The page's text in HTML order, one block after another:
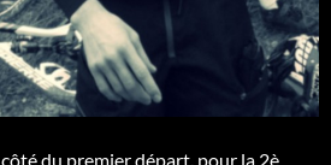
du premier départ, pour la 2è